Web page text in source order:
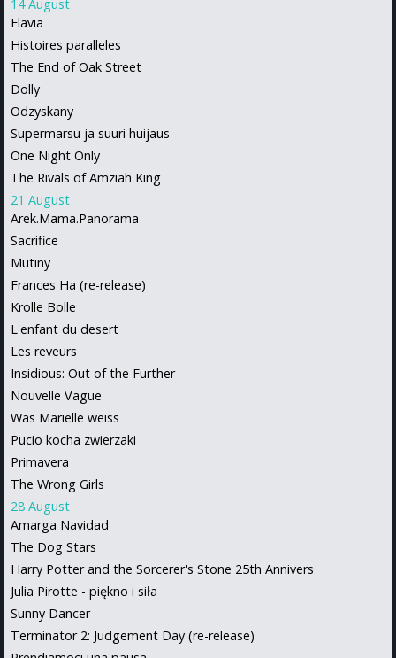
14 August
Flavia
Histoires paralleles
The End of Oak Street
Dolly
Odzyskany
Supermarsu ja suuri huijaus
One Night Only
The Rivals of Amziah King
21 August
Arek.Mama.Panorama
Sacrifice
Mutiny
Frances Ha (re-release)
Krolle Bolle
L'enfant du desert
Les reveurs
Insidious: Out of the Further
Nouvelle Vague
Was Marielle weiss
Pucio kocha zwierzaki
Primavera
The Wrong Girls
28 August
Amarga Navidad
The Dog Stars
Harry Potter and the Sorcerer's Stone 25th Annivers
Julia Pirotte - piękno i siła
Sunny Dancer
Terminator 2: Judgement Day (re-release)